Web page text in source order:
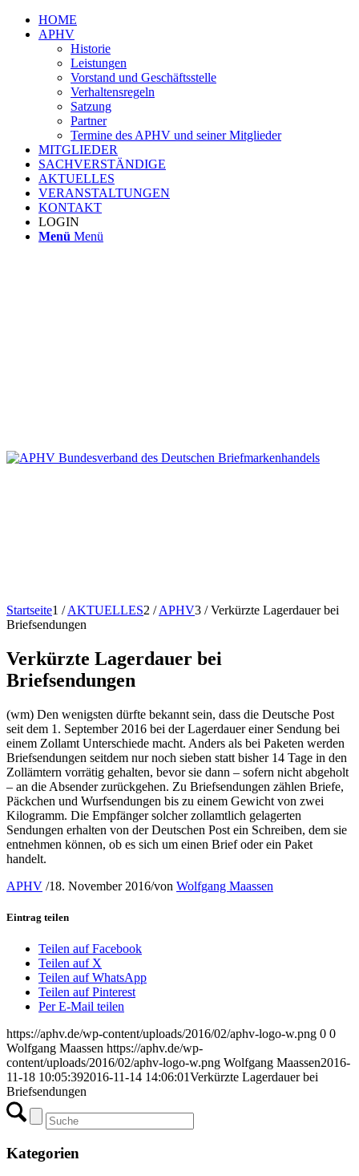
HOME
APHV
Historie
Leistungen
Vorstand und Geschäftsstelle
Verhaltensregeln
Satzung
Partner
Termine des APHV und seiner Mitglieder
MITGLIEDER
SACHVERSTÄNDIGE
AKTUELLES
VERANSTALTUNGEN
KONTAKT
LOGIN
Menü Menü
Startseite1 / AKTUELLES2 / APHV3 / Verkürzte Lagerdauer bei
Briefsendungen
Verkürzte Lagerdauer bei
Briefsendungen
(wm) Den wenigsten dürfte bekannt sein, dass die Deutsche Post
seit dem 1. September 2016 bei der Lagerdauer einer Sendung bei
einem Zollamt Unterschiede macht. Anders als bei Paketen werden
Briefsendungen seitdem nur noch sieben statt bisher 14 Tage in den
Zollämtern vorrätig gehalten, bevor sie dann – sofern nicht abgeholt
– an die Absender zurückgehen. Zu Briefsendungen zählen Briefe,
Päckchen und Wurfsendungen bis zu einem Gewicht von zwei
Kilogramm. Die Empfänger solcher zollamtlich gelagerten
Sendungen erhalten von der Deutschen Post ein Schreiben, dem sie
entnehmen können, ob es sich um einen Brief oder ein Paket
handelt.
APHV /18. November 2016/von Wolfgang Maassen
Eintrag teilen
Teilen auf Facebook
Teilen auf X
Teilen auf WhatsApp
Teilen auf Pinterest
Per E-Mail teilen
https://aphv.de/wp-content/uploads/2016/02/aphv-logo-w.png 0 0
Wolfgang Maassen https://aphv.de/wp-
content/uploads/2016/02/aphv-logo-w.png Wolfgang Maassen2016-
11-18 10:05:392016-11-14 14:06:01Verkürzte Lagerdauer bei
Briefsendungen
Kategorien